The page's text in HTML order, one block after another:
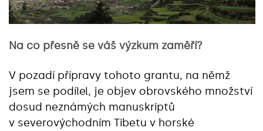
Na co přesně se váš výzkum zaměří?
V pozadí přípravy tohoto grantu, na němž
jsem se podílel, je objev obrovského množství
dosud neznámých manuskriptů
v severovýchodním Tibetu v horské